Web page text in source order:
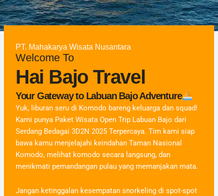
PT. Mahakarya Wisata Nusantara
Welcome To
Hai Bajo Travel
Your Gateway to Labuan Bajo Adventure
Yuk, liburan seru di Komodo bareng keluarga dan squad!
Kami punya Paket Wisata Open Trip Labuan Bajo dari
Serdang Bedagai 3D2N 2025 Terpercaya. Tim kami siap
bawa kamu menjelajahi keindahan Taman Nasional
Komodo, melihat komodo secara langsung, dan
menikmati pemandangan pulau yang memanjakan mata.
Jangan ketinggalan kesempatan snorkeling di spot-spot